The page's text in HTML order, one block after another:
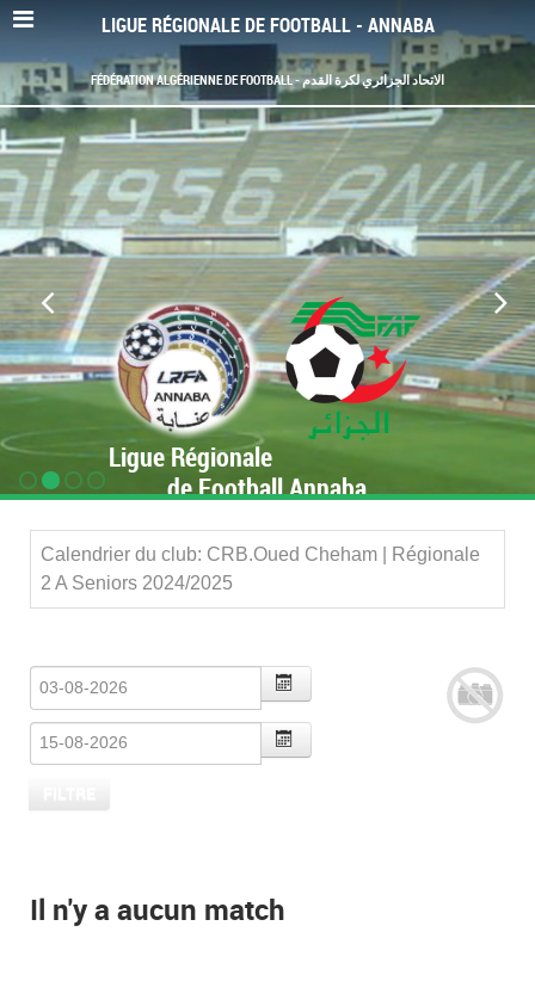
LIGUE RÉGIONALE DE FOOTBALL - ANNABA
FÉDÉRATION ALGÉRIENNE DE FOOTBALL - الاتحاد الجزائري لكرة القدم
Ligue Régionale
de Football Annaba
Calendrier du club: CRB.Oued Cheham | Régionale
2 A Seniors 2024/2025
Il n'y a aucun match